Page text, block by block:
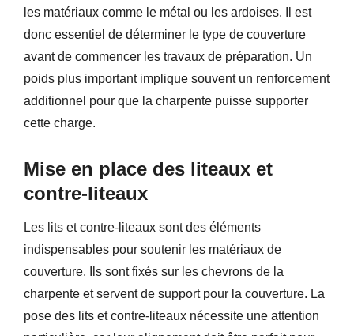
les matériaux comme le métal ou les ardoises. Il est
donc essentiel de déterminer le type de couverture
avant de commencer les travaux de préparation. Un
poids plus important implique souvent un renforcement
additionnel pour que la charpente puisse supporter
cette charge.
Mise en place des liteaux et
contre-liteaux
Les lits et contre-liteaux sont des éléments
indispensables pour soutenir les matériaux de
couverture. Ils sont fixés sur les chevrons de la
charpente et servent de support pour la couverture. La
pose des lits et contre-liteaux nécessite une attention